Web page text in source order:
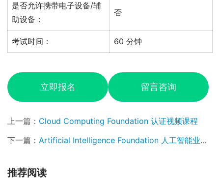
是否允许携带电子设备/辅
助设备：
否
考试时间： 60 分钟
立即报名 留言咨询
上一篇： Cloud Computing Foundation 认证视频课程
下一篇： Artificial Intelligence Foundation 人工智能业务应用基础认证课程
推荐阅读